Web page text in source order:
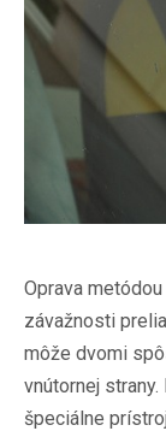
Oprava
závažnosti
môže dvomi
vnútornej
špeciálne